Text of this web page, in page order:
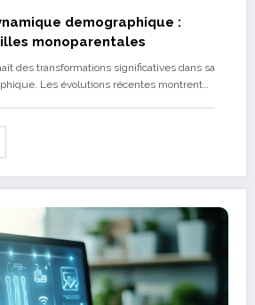
demographique :
monoparentales
des transformations significatives dans sa
Les évolutions récentes montrent…